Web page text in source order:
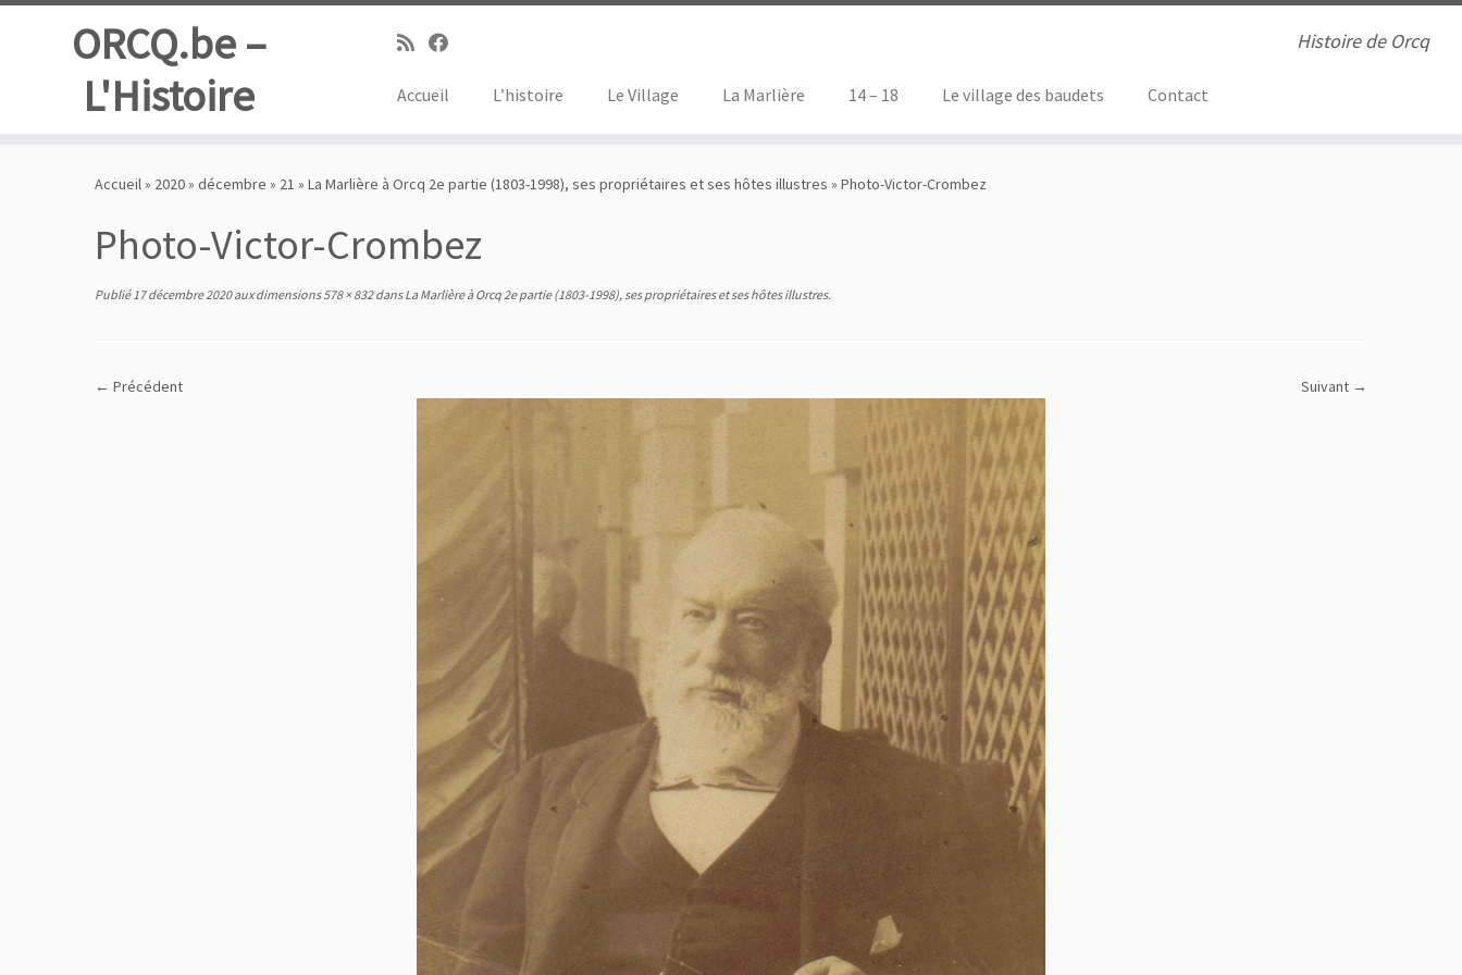
ORCQ.be –
L'Histoire
Histoire de Orcq
Accueil L’histoire Le Village La Marlière 14 – 18 Le village des baudets Contact
Accueil» 2020» décembre » 21 » La Marlière à Orcq 2e partie (1803-1998), ses propriétaires et ses hôtes illustres » Photo-Victor-Crombez
Photo-Victor-Crombez
Publié 17 décembre 2020aux dimensions578 × 832dansLa Marlière à Orcq 2e partie (1803-1998), ses propriétaires et ses hôtes illustres.
← Précédent Suivant →